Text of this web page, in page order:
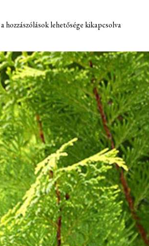
a hozzászólások lehetősége kikapcsolva